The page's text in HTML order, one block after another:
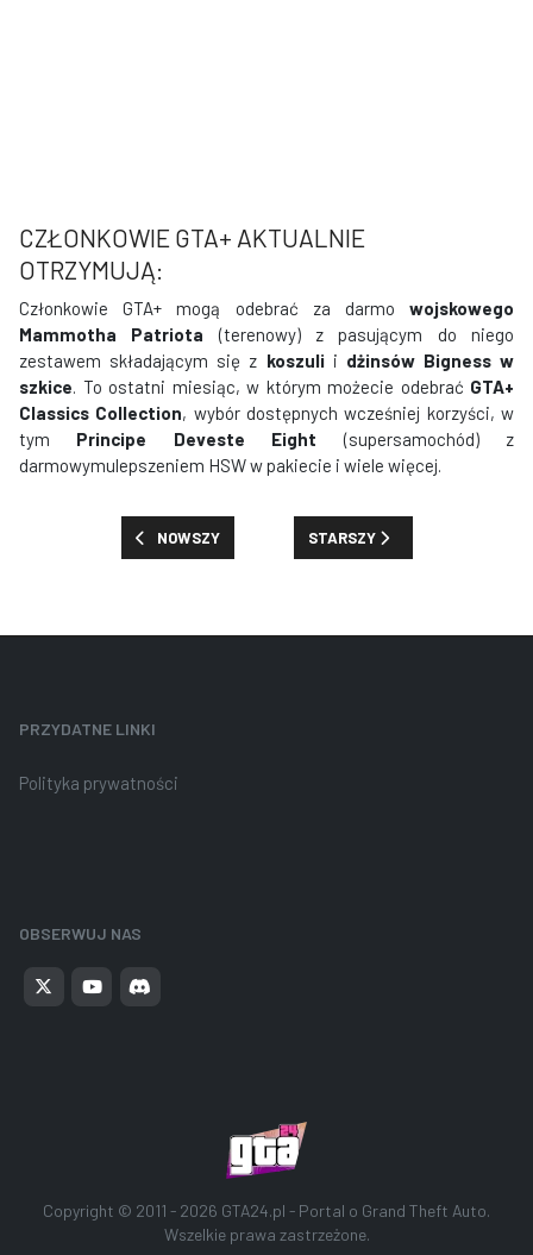
CZŁONKOWIE GTA+ AKTUALNIE
OTRZYMUJĄ:
Członkowie GTA+ mogą odebrać za darmo wojskowego
Mammotha Patriota (terenowy) z pasującym do niego
zestawem składającym się z koszulii dżinsów Bigness w
szkice. To ostatni miesiąc, w którym możecie odebrać GTA+
Classics Collection, wybór dostępnych wcześniej korzyści, w
tym Principe Deveste Eight (supersamochód) z
darmowymulepszeniem HSW w pakiecie i wiele więcej.
POPRZEDNIA STRONA: NOWOŚCI, PREMIE I ZNIŻKI:
NOWSZY NASTĘPNA STRONA:
STARSZY
PRZYDATNE LINKI
Polityka prywatności
OBSERWUJ NAS
Copyright © 2011 - 2026 GTA24.pl - Portal o Grand Theft Auto.
Wszelkie prawa zastrzeżone.